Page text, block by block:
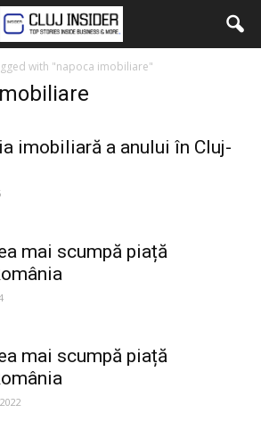
with "napoca imobiliare"
imobiliară a anului în Cluj-
mai scumpă piață
mai scumpă piață